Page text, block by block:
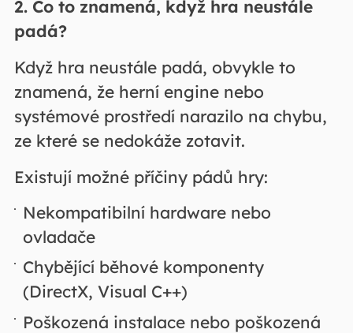
2. Co to znamená, když hra neustále
padá?
Když hra neustále padá, obvykle to
znamená, že herní engine nebo
systémové prostředí narazilo na chybu,
ze které se nedokáže zotavit.
Existují možné příčiny pádů hry:
Nekompatibilní hardware nebo
ovladače
Chybějící běhové komponenty
(DirectX, Visual C++)
Poškozená instalace nebo poškozená